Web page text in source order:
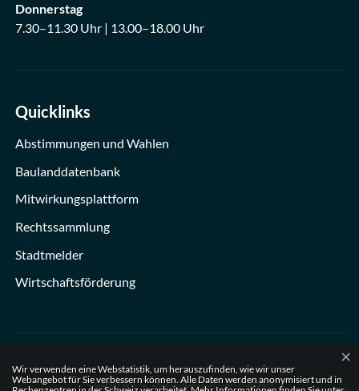
Donnerstag
7.30–11.30 Uhr | 13.00–18.00 Uhr
Quicklinks
Abstimmungen und Wahlen
Baulanddatenbank
Mitwirkungsplattform
Rechtssammlung
Stadtmelder
Wirtschaftsförderung
Copyright © 2026 Stadt Schaffhausen
Webstatistik
Wir verwenden eine Webstatistik, um herauszufinden, wie wir unser
Webangebot für Sie verbessern können. Alle Daten werden anonymisiert und in
×